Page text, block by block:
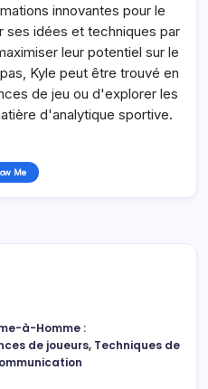
innovantes pour le
ses idées et techniques par
leur potentiel sur le
Kyle peut être trouvé en
de jeu ou d'explorer les
d'analytique sportive.
Me
à-Homme :
de joueurs, Techniques de